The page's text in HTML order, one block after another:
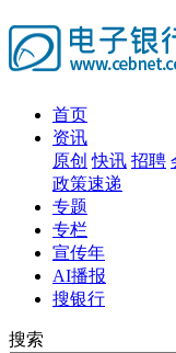
首页
资讯
原创 快讯 招聘
政策速递
专题
专栏
宣传年
AI播报
搜银行
搜索